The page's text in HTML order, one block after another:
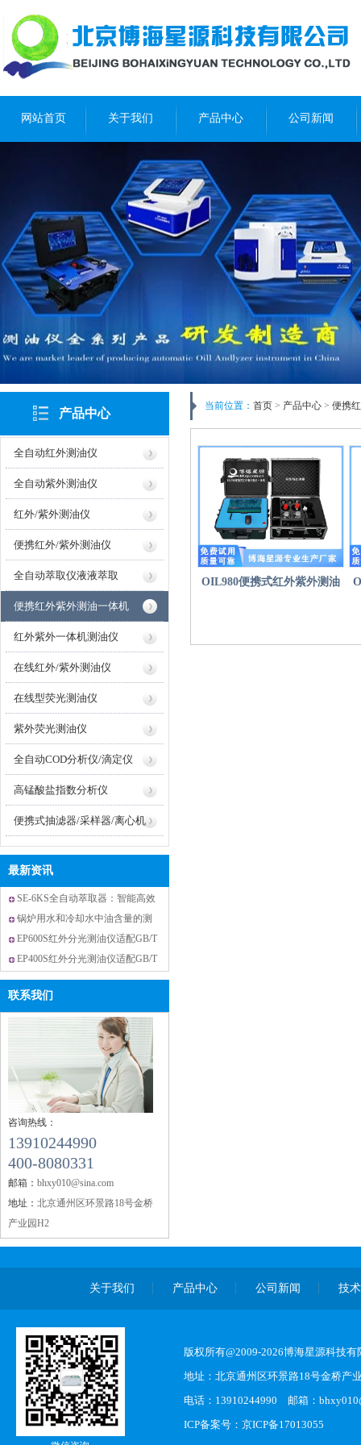
网站首页 关于我们 产品中心 公司新闻
产品中心
全自动红外测油仪
全自动紫外测油仪
红外/紫外测油仪
便携红外/紫外测油仪
全自动萃取仪液液萃取
便携红外紫外测油一体机
红外紫外一体机测油仪
在线红外/紫外测油仪
在线型荧光测油仪
紫外荧光测油仪
全自动COD分析仪/滴定仪
高锰酸盐指数分析仪
便携式抽滤器/采样器/离心机
最新资讯
SE-6KS全自动萃取器：智能高效
的实验室萃取设备
锅炉用水和冷却水中油含量的测
定
EP600S红外分光测油仪适配GB/T
17923-2017海洋含油污水检测技
术应用
EP400S红外分光测油仪适配GB/T
13277.2-2015压缩空气悬浮油检测
应用说明
联系我们
咨询热线：
13910244990
400-8080331
邮箱： bhxy010@sina.com
地址： 北京通州区环景路18号金桥
产业园H2
当前位置： 首页 > 产品中心 > 便携
OIL980便携式红外紫外测油
关于我们 产品中心 公司新闻 技
版权所有@2009-2026博海星源科技有
地址：北京通州区环景路18号金桥产
电话：13910244990 邮箱：
ICP备案号： 京ICP备17013055